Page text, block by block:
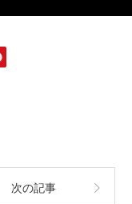
次の記事